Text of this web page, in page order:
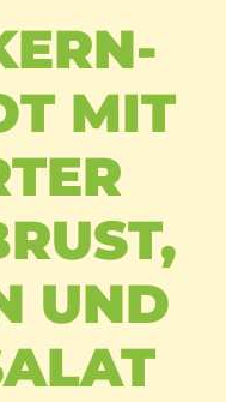
MIT
UND